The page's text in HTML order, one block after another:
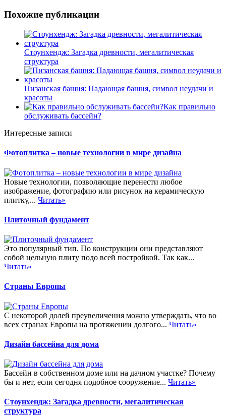
Похожие публикации
Стоунхендж: Загадка древности, мегалитическая
структура
Пизанская башня: Падающая башня, символ неудачи и
красоты
Как правильно
обслуживать бассейн?
Интересные записи
Фотоплитка – новые технологии в мире дизайна
Новые технологии, позволяющие перенести любое
изображение, фотографию или рисунок на керамическую
плитку,... Читать»
Плиточный фундамент
Это популярный тип. По конструкции они представляют
собой цельную плиту подо всей постройкой. Так как...
Читать»
Страны Европы
С некоторой долей преувеличения можно утверждать, что во
всех странах Европы на протяжении долгого... Читать»
Дизайн бассейна для дома
Бассейн в собственном доме или на дачном участке? Почему
бы и нет, если сегодня подобное сооружение... Читать»
Стоунхендж: Загадка древности, мегалитическая
структура